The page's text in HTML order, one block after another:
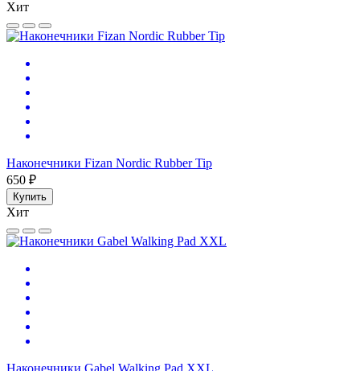
Хит
Наконечники Fizan Nordic Rubber Tip
650 ₽
Купить
Хит
Наконечники Gabel Walking Pad XXL